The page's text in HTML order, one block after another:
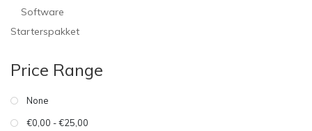
Software
Starterspakket
Price Range
None
€0,00 - €25,00